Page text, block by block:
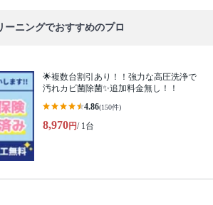
ーニングでおすすめのプロ
🌟複数台割引あり！！強力な高圧洗浄で
汚れカビ菌除菌✨追加料金無し！！
4.86(150件)
8,970円/ 1台